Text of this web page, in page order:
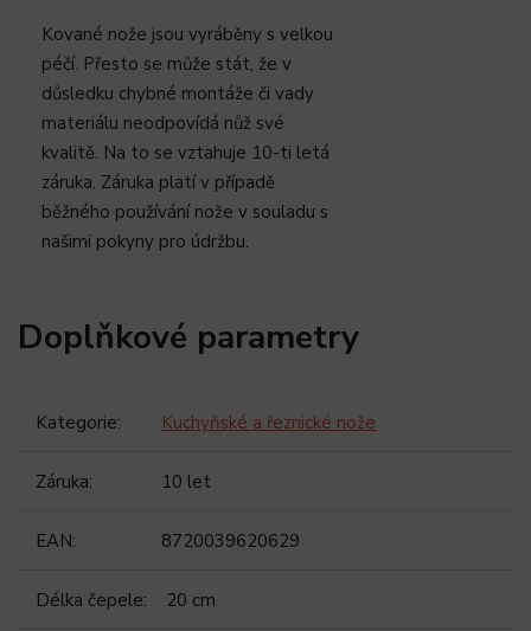
Kované nože jsou vyráběny s velkou
péčí. Přesto se může stát, že v
důsledku chybné montáže či vady
materiálu neodpovídá nůž své
kvalitě. Na to se vztahuje 10-ti letá
záruka. Záruka platí v případě
běžného používání nože v souladu s
našimi pokyny pro údržbu.
Doplňkové parametry
Kategorie: Kuchyňské a řeznické nože
Záruka: 10 let
EAN: 8720039620629
Délka čepele: 20 cm